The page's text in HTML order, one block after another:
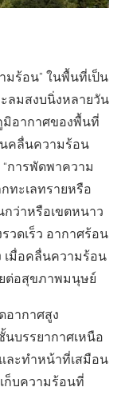
มร้อน” ในพื้นที่เป็น
ลมสงบนิ่งหลายวัน
อากาศของพื้นที่
นคลื่นความร้อน
การพัดพาความ
ทะเลทรายหรือ
ว่าหรือเขตหนาว
ดเร็ว อากาศร้อน
เมื่อคลื่นความร้อน
ต่อสุขภาพมนุษย์
อากาศสูง
นบรรยากาศเหนือ
ละทำหน้าที่เสมือน
ก็บความร้อนที่